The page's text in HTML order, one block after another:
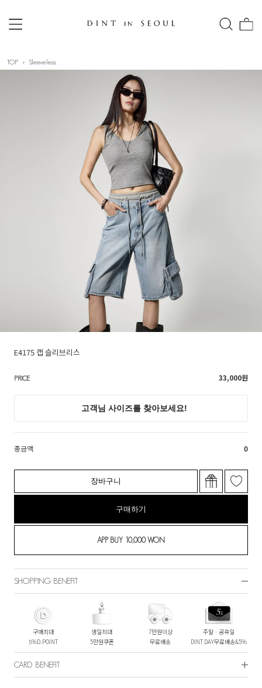
TOP Sleeveless
E4175 캡 슬리브리스
PRICE 33,000원
총금액 0
장바구니
구매하기
SHOPPING BENEFIT
구매최대
5%D.POINT
생일최대
5만원쿠폰
7만원이상
무료배송
주말ㆍ공휴일
DINT DAY무료배송&5%
CARD BENEFIT